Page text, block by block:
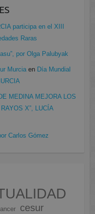
participa en el XIII
Raras
por Olga Palubyak
Murciaen Día Mundial
MEDINA MEJORA LOS
X”, LUCÍA
Carlos Gómez
cesur